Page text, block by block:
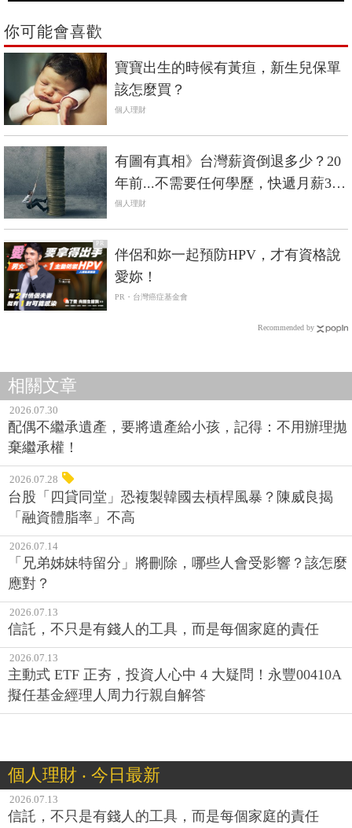
你可能會喜歡
寶寶出生的時候有黃疸，新生兒保單
該怎麼買？
個人理財
有圖有真相》台灣薪資倒退多少？20
年前...不需要任何學歷，快遞月薪3萬
5、瓦斯5萬
個人理財
PR
伴侶和妳一起預防HPV，才有資格說
愛妳！
PR・台灣癌症基金會
Recommended by
相關文章
2026.07.30
配偶不繼承遺產，要將遺產給小孩，記得：不用辦理拋
棄繼承權！
2026.07.28
台股「四貸同堂」恐複製韓國去槓桿風暴？陳威良揭
「融資體脂率」不高
2026.07.14
「兄弟姊妹特留分」將刪除，哪些人會受影響？該怎麼
應對？
2026.07.13
信託，不只是有錢人的工具，而是每個家庭的責任
2026.07.13
主動式 ETF 正夯，投資人心中 4 大疑問！永豐00410A
擬任基金經理人周力行親自解答
個人理財 ‧ 今日最新
2026.07.13
信託，不只是有錢人的工具，而是每個家庭的責任